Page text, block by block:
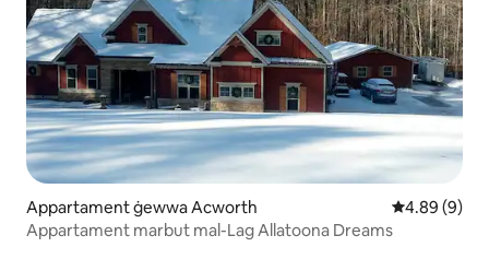
Appartament ġewwa Acworth Rating
4.89 (9)
Appartament marbut mal-Lag Allatoona Dreams